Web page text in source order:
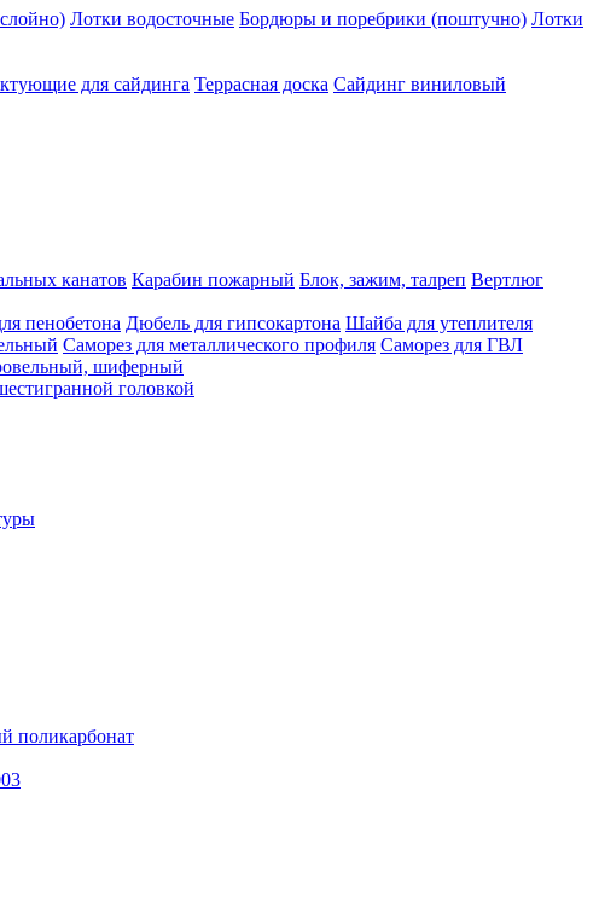
Лотки водосточные Бордюры и поребрики (поштучно) Лотки
для сайдинга Террасная доска Сайдинг виниловый
канатов Карабин пожарный Блок, зажим, талреп Вертлюг
пенобетона Дюбель для гипсокартона Шайба для утеплителя
Саморез для металлического профиля Саморез для ГВЛ
шиферный
головкой
поликарбонат